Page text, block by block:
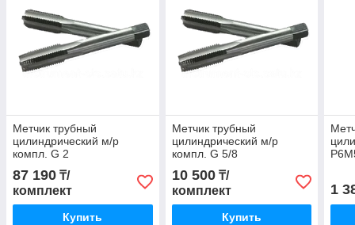
Метчик трубный
цилиндрический м/р
компл. G 2
87 190 ₸/
комплект
Купить
Метчик трубный
цилиндрический м/р
компл. G 5/8
10 500₸/
комплект
Купить
1